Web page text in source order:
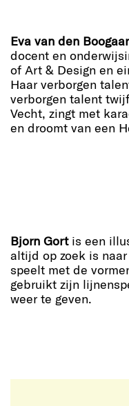
Eva van den
docent en
of Art & Design en
Haar verborgen
verborgen talent
Vecht, zingt met
en droomt van een
Bjorn Gortis een
altijd op zoek is
speelt met de
gebruikt zijn
weer te geven.